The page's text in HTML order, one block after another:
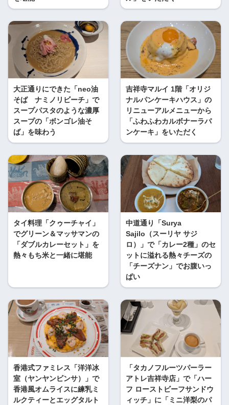
大正通りにできた「neo油
そば ナミノリビーチ」で
スープパスタのような濃厚
スープの「ボンゴレ油そ
ば」を味わう
吉祥寺マルイ 1階「オリジ
ナルパンケーキハウス」の
リニューアルメニューから
「ふわふわカルボナーラパ
ンケーキ」をいただく
タイ料理「クゥーチャイ」
でグリーン＆マッサマンの
「ダブルカレーセット」を
熱々もち米と一緒に堪能
中道通り「Surya
Sajilo（スーリヤ サジ
ロ）」で「カレー2種」のセ
ットに溢れる熱々チーズの
「チーズナン」でお腹いっ
ぱい
香港式ファミレス「洋洋冰
室（ヤンヤンビンサ）」で
香港風オムライスに練乳ミ
ルクティーとエッグタルト
「タカノフルーツパーラー
アトレ吉祥寺店」で「ハー
フ ローストビーフサンドウ
ィッチ」に「ミニ洋梨のパ